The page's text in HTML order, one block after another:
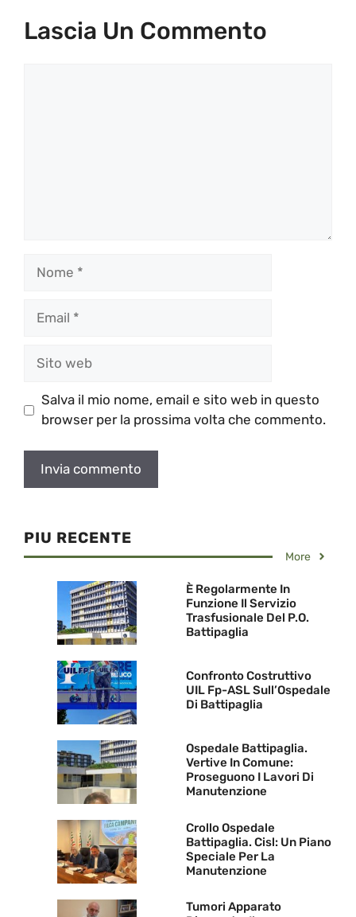
Lascia Un Commento
Salva il mio nome, email e sito web in questo
browser per la prossima volta che commento.
PIU RECENTE
More
È Regolarmente In
Funzione Il Servizio
Trasfusionale Del P.O.
Battipaglia
Confronto Costruttivo
UIL Fp-ASL Sull’Ospedale
Di Battipaglia
Ospedale Battipaglia.
Vertive In Comune:
Proseguono I Lavori Di
Manutenzione
Crollo Ospedale
Battipaglia. Cisl: Un Piano
Speciale Per La
Manutenzione
Tumori Apparato